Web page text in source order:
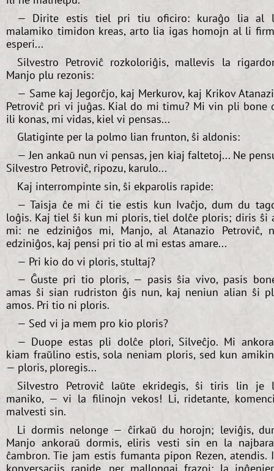
— Dirite estis tiel pri tiu oficiro: kuraĝo lia al
malamiko timidon kreas, arto lia igas homojn al li
esperi...
Silvestro Petroviĉ rozkoloriĝis, mallevis la
Manjo plu rezonis:
— Same kaj Jegorĉjo, kaj Merkurov, kaj Krikov
Petroviĉ pri vi juĝas. Kial do mi timu? Mi vin pli bone
ili konas, mi vidas, kiel vi pensas...
Glatiginte per la polmo lian frunton, ŝi aldonis:
— Jen ankaŭ nun vi pensas, jen kiaj faltetoj... Ne
Silvestro Petroviĉ, ripozu, karulo...
Kaj interrompinte sin, ŝi ekparolis rapide:
— Taisja ĉe mi ĉi tie estis kun Ivaĉjo, dum du
loĝis. Kaj tiel ŝi kun mi ploris, tiel dolĉe ploris; diris ŝi
mi: ne edziniĝos mi, Manjo, al Atanazio Petroviĉ,
edziniĝos, kaj pensi pri tio al mi estas amare...
— Pri kio do vi ploris, stultaj?
— Ĝuste pri tio ploris, — pasis ŝia vivo, pasis
amas ŝi sian rudriston ĝis nun, kaj neniun alian ŝi
amos. Pri tio ni ploris.
— Sed vi ja mem pro kio ploris?
— Duope estas pli dolĉe plori, Silveĉjo. Mi
kiam fraŭlino estis, sola neniam ploris, sed kun
— ploris, ploregis...
Silvestro Petroviĉ laŭte ekridegis, ŝi tiris lin je
maniko, — vi la filinojn vekos! Li, ridetante,
malvesti sin.
Li dormis nelonge — ĉirkaŭ du horojn; leviĝis,
Manjo ankoraŭ dormis, eliris vesti sin en la
ĉambron. Tie jam estis fumanta pipon Rezen, atendis.
konversaciis rapide, per mallongaj frazoj; la